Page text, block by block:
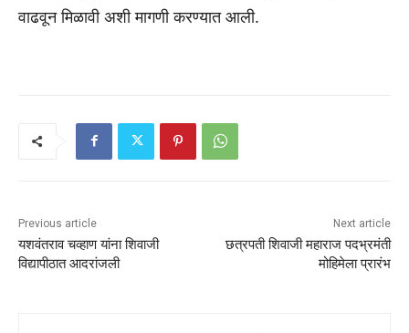
वाढवून मिळावी अशी मागणी करण्यात आली.
Previous article
यशवंतराव चव्हाण यांना शिवाजी
विद्यापीठात आदरांजली
Next article
छत्रपती शिवाजी महाराज पदभ्रमंती
मोहिमेला प्रारंभ